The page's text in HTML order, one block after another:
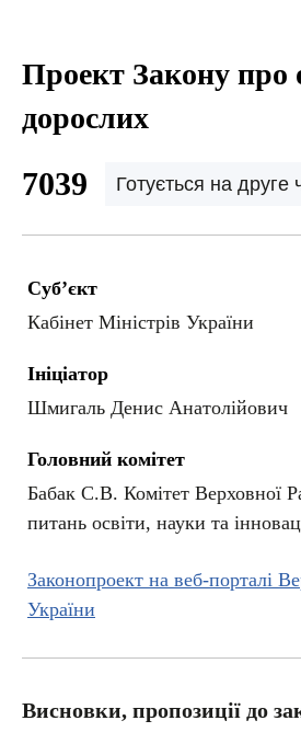
Проект Закону про
дорослих
7039 Готується на друге
Суб’єкт
Кабінет Міністрів України
Ініціатор
Шмигаль Денис Анатолійович
Головний комітет
Бабак С.В. Комітет Верховної
питань освіти, науки та
Законопроект на веб-порталі
України
Висновки, пропозиції до